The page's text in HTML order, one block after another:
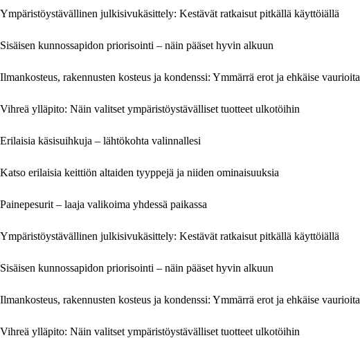
Ympäristöystävällinen julkisivukäsittely: Kestävät ratkaisut pitkällä käyttöiällä
Sisäisen kunnossapidon priorisointi – näin pääset hyvin alkuun
Ilmankosteus, rakennusten kosteus ja kondenssi: Ymmärrä erot ja ehkäise vaurioita
Vihreä ylläpito: Näin valitset ympäristöystävälliset tuotteet ulkotöihin
Erilaisia käsisuihkuja – lähtökohta valinnallesi
Katso erilaisia keittiön altaiden tyyppejä ja niiden ominaisuuksia
Painepesurit – laaja valikoima yhdessä paikassa
Ympäristöystävällinen julkisivukäsittely: Kestävät ratkaisut pitkällä käyttöiällä
Sisäisen kunnossapidon priorisointi – näin pääset hyvin alkuun
Ilmankosteus, rakennusten kosteus ja kondenssi: Ymmärrä erot ja ehkäise vaurioita
Vihreä ylläpito: Näin valitset ympäristöystävälliset tuotteet ulkotöihin